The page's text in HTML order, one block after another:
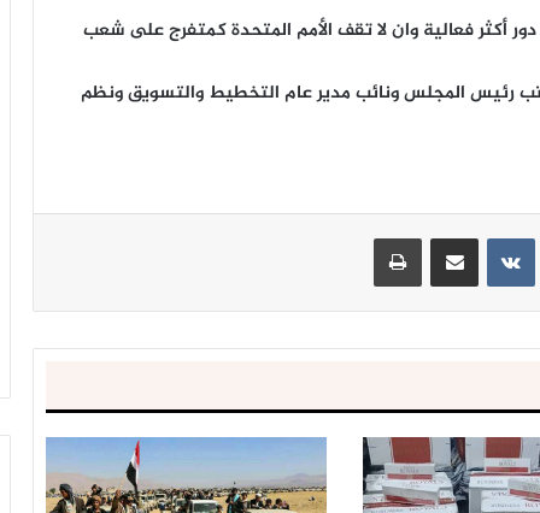
أكثر فعالية وان لا تقف الأمم المتحدة كمتفرج على شعب
رئيس المجلس ونائب مدير عام التخطيط والتسويق ونظم
مشاركة عبر البريد طباعة